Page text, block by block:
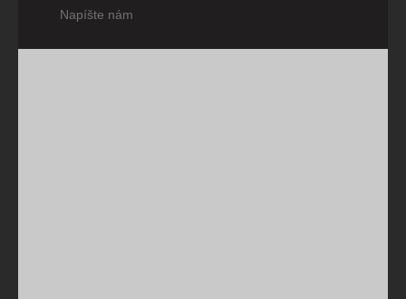
Napíšte nám